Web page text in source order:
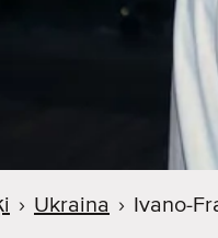
› Ukraina › Ivano-